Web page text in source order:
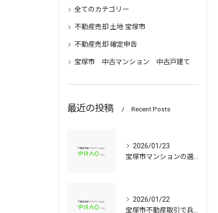
全てのカテゴリー
不動産売却 土地 宝塚市
不動産売却 確定申告
宝塚市 中古マンション 中古戸建て
最近の投稿 Recent Posts
2026/01/23
2026/01/22